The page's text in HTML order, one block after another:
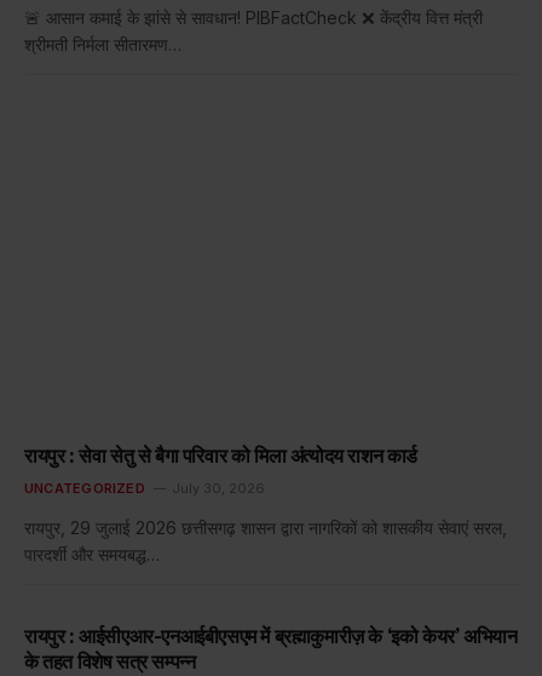
🚨 आसान कमाई के झांसे से सावधान! PIBFactCheck ❌ केंद्रीय वित्त मंत्री
श्रीमती निर्मला सीतारमण…
रायपुर : सेवा सेतु से बैगा परिवार को मिला अंत्योदय राशन कार्ड
UNCATEGORIZED July 30, 2026
रायपुर, 29 जुलाई 2026 छत्तीसगढ़ शासन द्वारा नागरिकों को शासकीय सेवाएं सरल,
पारदर्शी और समयबद्ध…
रायपुर : आईसीएआर-एनआईबीएसएम में ब्रह्माकुमारीज़ के ‘इको केयर’ अभियान
के तहत विशेष सत्र सम्पन्न